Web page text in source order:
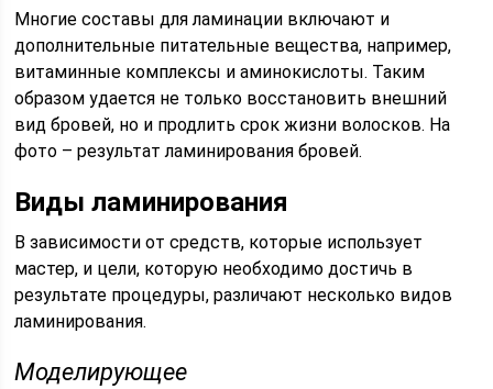
Многие составы для ламинации включают и
дополнительные питательные вещества, например,
витаминные комплексы и аминокислоты. Таким
образом удается не только восстановить внешний
вид бровей, но и продлить срок жизни волосков. На
фото – результат ламинирования бровей.
Виды ламинирования
В зависимости от средств, которые использует
мастер, и цели, которую необходимо достичь в
результате процедуры, различают несколько видов
ламинирования.
Моделирующее